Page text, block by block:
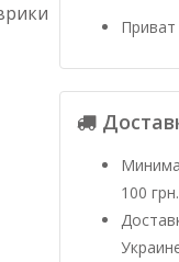
100 грн.